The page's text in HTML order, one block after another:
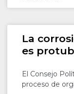
La
es
El Consejo
proceso de